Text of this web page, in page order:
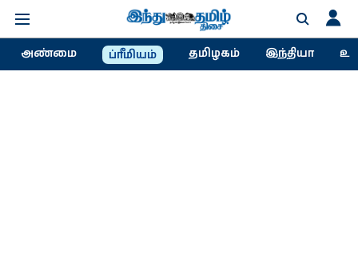
அண்மை ப்ரீமியம் தமிழகம் இந்தியா